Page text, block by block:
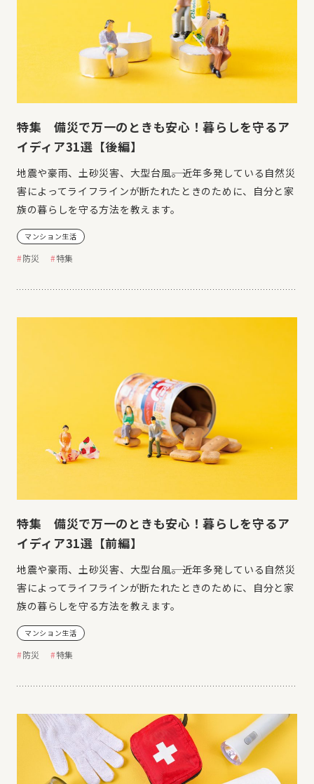
特集 備災で万一のときも安心！暮らしを守るア
イディア31選【後編】
地震や豪雨、土砂災害、大型台風――。近年多発している自然災
害によってライフラインが断たれたときのために、自分と家
族の暮らしを守る方法を教えます。
マンション生活
防災 特集
特集 備災で万一のときも安心！暮らしを守るア
イディア31選【前編】
地震や豪雨、土砂災害、大型台風――。近年多発している自然災
害によってライフラインが断たれたときのために、自分と家
族の暮らしを守る方法を教えます。
マンション生活
防災 特集